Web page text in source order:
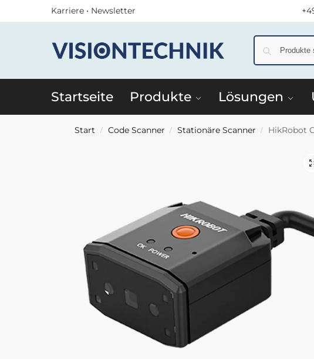
Karriere • Newsletter
Startseite Produkte Lösungen
Start / Code Scanner / Stationäre Scanner / HikRobot